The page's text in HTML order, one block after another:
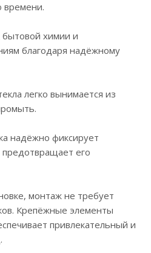
времени.
химии и
благодаря надёжному
легко вынимается из
надёжно фиксирует
его
монтаж не требует
Крепёжные элементы
привлекательный и